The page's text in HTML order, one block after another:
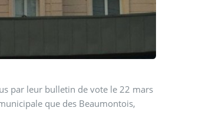
par leur bulletin de vote le 22 mars
que des Beaumontois,